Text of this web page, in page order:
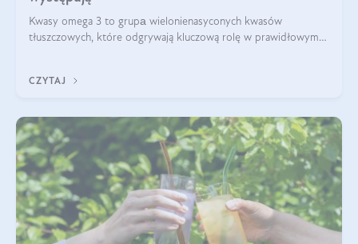
Kwasy omega 3 to grupа wielonienasyconych kwasów
tłuszczowych, które odgrywają kluczową rolę w prawidłowym
CZYTAJ